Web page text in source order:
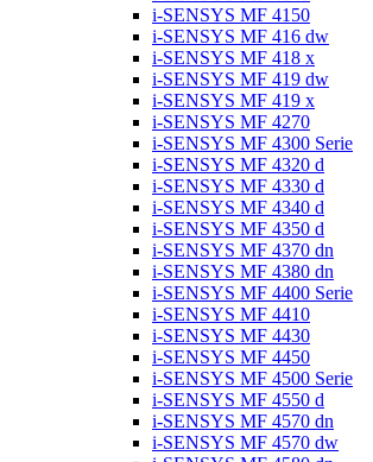
i-SENSYS MF 4150
i-SENSYS MF 416 dw
i-SENSYS MF 418 x
i-SENSYS MF 419 dw
i-SENSYS MF 419 x
i-SENSYS MF 4270
i-SENSYS MF 4300 Serie
i-SENSYS MF 4320 d
i-SENSYS MF 4330 d
i-SENSYS MF 4340 d
i-SENSYS MF 4350 d
i-SENSYS MF 4370 dn
i-SENSYS MF 4380 dn
i-SENSYS MF 4400 Serie
i-SENSYS MF 4410
i-SENSYS MF 4430
i-SENSYS MF 4450
i-SENSYS MF 4500 Serie
i-SENSYS MF 4550 d
i-SENSYS MF 4570 dn
i-SENSYS MF 4570 dw